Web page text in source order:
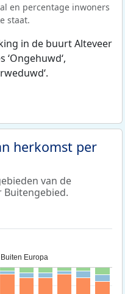
en percentage inwoners
staat.
in de buurt Alteveer
herkomst per
van de
Buitengebied.
Buiten Europa